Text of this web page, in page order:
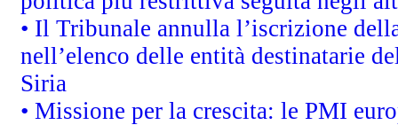
• Il Tribunale annulla l’iscrizione
nell’elenco delle entità destinatarie
Siria
• Missione per la crescita: le PMI